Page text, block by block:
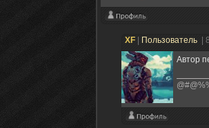
XF Пользователь
|
Автор